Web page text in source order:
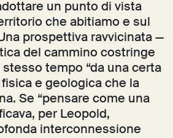
un punto di vista
che abitiamo e sul
prospettiva ravvicinata —
del cammino costringe
tempo “da una certa
fisica e geologica che la
Se “pensare come una
per Leopold,
interconnessione